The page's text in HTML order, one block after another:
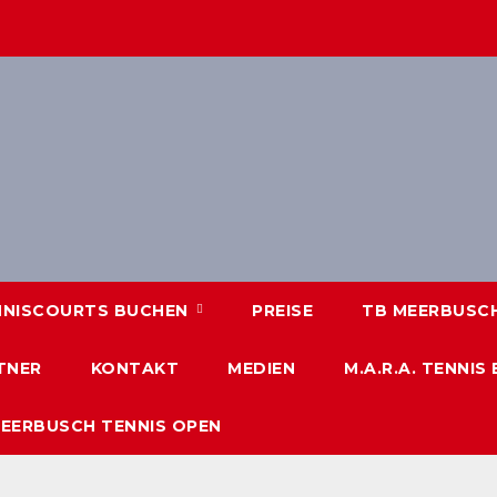
BUCHEN PREISE TB
KONTAKT MEDIEN M.A.R.A. TENNIS
TENNIS OPEN